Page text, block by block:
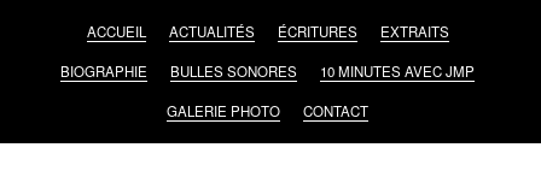
ACCUEIL ACTUALITÉS ÉCRITURES EXTRAITS
BIOGRAPHIE BULLES SONORES 10 MINUTES AVEC JMP
GALERIE PHOTO CONTACT